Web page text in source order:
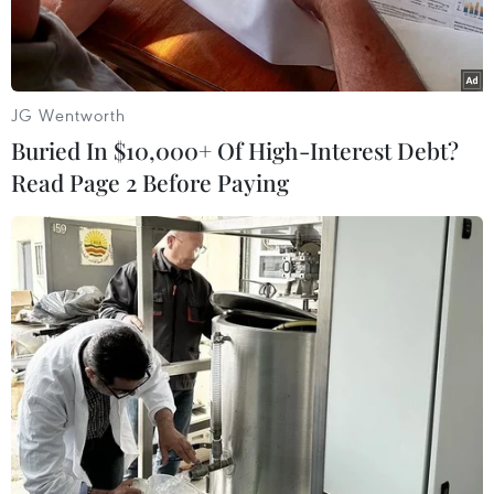
Ảnh minh họa (Nguồn: yohombre.com)
Tắm hơi thường xuyên có thể giúp nam giới
sống lâu hơn và giảm nguy cơ tử vong cũng như
mắc các bệnh về tim mạch, đó là kết luận của
tạp chí của Hiệp hội Y khoa Mỹ (JAMA).
JG Wentworth
Buried In $10,000+ Of High-Interest Debt?
Read Page 2 Before Paying